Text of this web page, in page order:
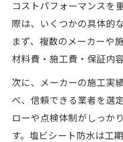
コストパフォーマンスを
際は、いくつかの具体的
まず、複数のメーカーや
材料費・施工費・保証内
次に、メーカーの施工実
べ、信頼できる業者を選
ローや点検体制がしっか
す。塩ビシート防水は工